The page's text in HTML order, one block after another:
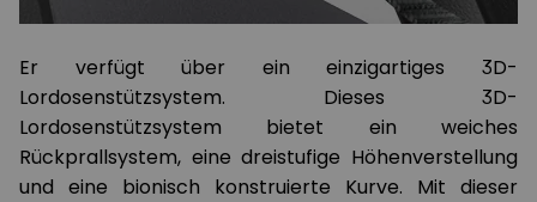
Er verfügt über ein einzigartiges 3D-
Lordosenstützsystem. Dieses 3D-
Lordosenstützsystem bietet ein weiches
Rückprallsystem, eine dreistufige Höhenverstellung
und eine bionisch konstruierte Kurve. Mit dieser